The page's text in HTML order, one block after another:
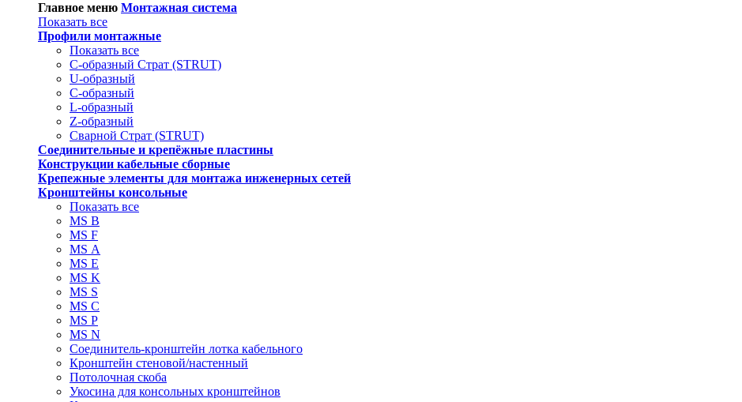
Главное меню Монтажная система
Показать все
Профили монтажные
Показать все
С-образный Страт (STRUT)
U-образный
С-образный
L-образный
Z-образный
Сварной Страт (STRUT)
Соединительные и крепёжные пластины
Конструкции кабельные сборные
Крепежные элементы для монтажа инженерных сетей
Кронштейны консольные
Показать все
MS В
MS F
MS А
MS Е
MS K
MS S
MS C
MS P
MS N
Соединитель-кронштейн лотка кабельного
Кронштейн стеновой/настенный
Потолочная скоба
Укосина для консольных кронштейнов